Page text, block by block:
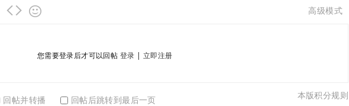
高级模式
您需要登录后才可以回帖 登录 | 立即注册
本版积分规则
回帖并转播 回帖后跳转到最后一页